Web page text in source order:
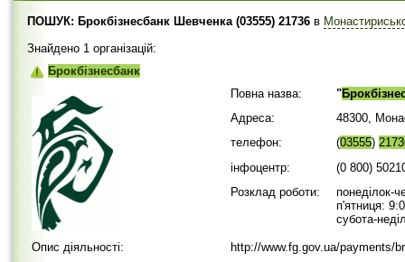
ПОШУК: Брокбізнесбанк Шевченка (03555) 21736 в
Знайдено 1 організацій:
Брокбізнесбанк
Повна назва:
"
Адреса:
48300,
телефон:
(03555)
інфоцентр:
(0 800)
Розклад роботи:
понеділок-
п'ятниця:
субота-
Опис діяльності:
http://www.fg.gov.ua/payments/